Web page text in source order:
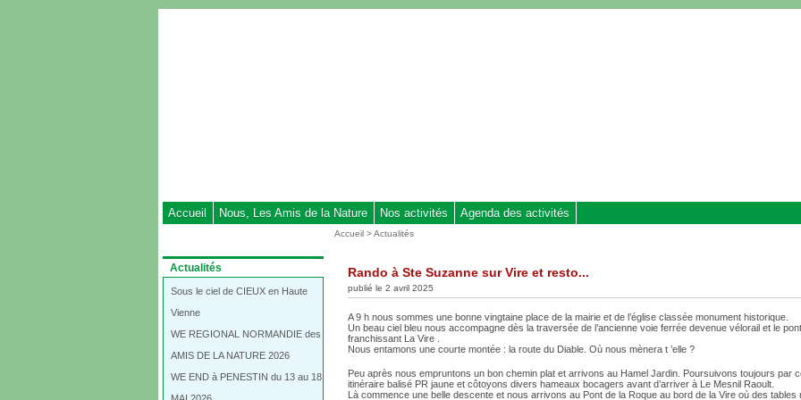
Accueil Nous, Les Amis de la Nature Nos activités Agenda des activités
Dans
la
rubrique
Actualités
Sous le ciel de CIEUX en Haute
Vienne
WE REGIONAL NORMANDIE des
AMIS DE LA NATURE 2026
WE END à PENESTIN du 13 au 18
Vous
Accueil >Actualités
Rando à Ste Suzanne sur Vire et resto...
publié le 2 avril 2025
A 9 h nous sommes une bonne vingtaine place de la mairie et de l’église classée monument historique.
Un beau ciel bleu nous accompagne dès la traversée de l’ancienne voie ferrée devenue vélorail et le pont
franchissant La Vire .
Nous entamons une courte montée : la route du Diable. Où nous mènera t ’elle ?
Peu après nous empruntons un bon chemin plat et arrivons au Hamel Jardin. Poursuivons toujours par
itinéraire balisé PR jaune et côtoyons divers hameaux bocagers avant d’arriver à Le Mesnil Raoult.
Là commence une belle descente et nous arrivons au Pont de la Roque au bord de la Vire où des tables